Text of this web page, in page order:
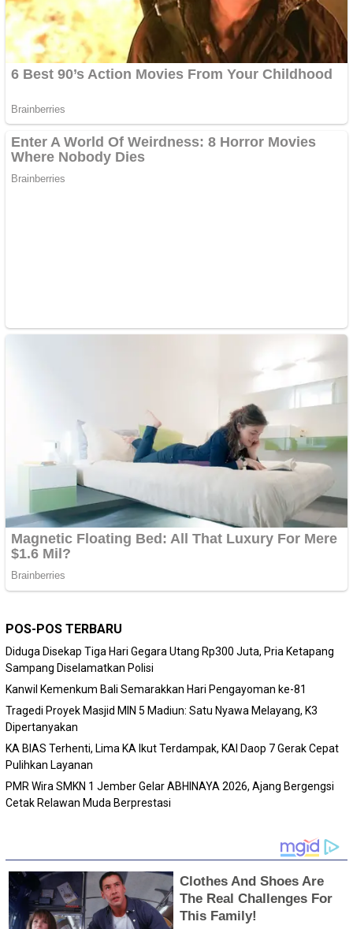
POS-POS TERBARU
Diduga Disekap Tiga Hari Gegara Utang Rp300 Juta, Pria Ketapang
Sampang Diselamatkan Polisi
Kanwil Kemenkum Bali Semarakkan Hari Pengayoman ke-81
Tragedi Proyek Masjid MIN 5 Madiun: Satu Nyawa Melayang, K3
Dipertanyakan
KA BIAS Terhenti, Lima KA Ikut Terdampak, KAI Daop 7 Gerak Cepat
Pulihkan Layanan
PMR Wira SMKN 1 Jember Gelar ABHINAYA 2026, Ajang Bergengsi
Cetak Relawan Muda Berprestasi